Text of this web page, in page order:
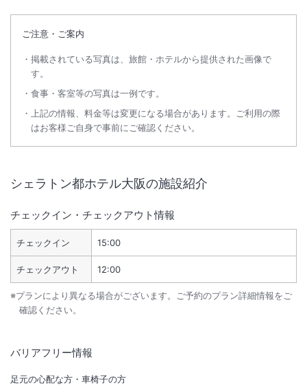
ご注意・ご案内
掲載されている写真は、旅館・ホテルから提供された画像で
す。
食事・客室等の写真は一例です。
上記の情報、料金等は変更になる場合があります。ご利用の際
はお客様ご自身で事前にご確認ください。
シェラトン都ホテル大阪の施設紹介
チェックイン・チェックアウト情報
チェックイン 15:00
チェックアウト 12:00
※プランにより異なる場合がございます。ご予約のプラン詳細情報をご
確認ください。
バリアフリー情報
足元の心配な方・車椅子の方